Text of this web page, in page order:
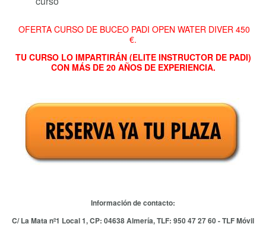
OFERTA CURSO DE BUCEO PADI OPEN WATER DIVER 450
€.
TU CURSO LO IMPARTIRÁN (ELITE INSTRUCTOR DE PADI)
CON MÁS DE 20 AÑOS DE EXPERIENCIA.
Información de contacto:
C/ La Mata nº1 Local 1,CP: 04638 Almería,TLF: 950 47 27 60 -TLF Móvil